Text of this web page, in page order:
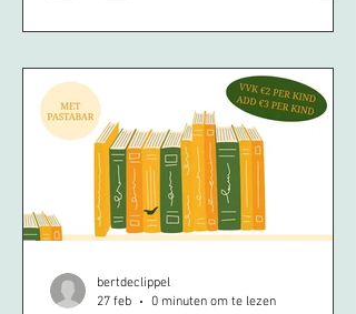
bertdeclippel
27 feb
0 minuten om te lezen